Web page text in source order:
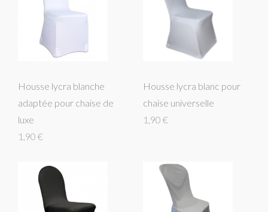
Housse lycra blanche
adaptée pour chaise de
luxe
1,90 €
Housse lycra blanc pour
chaise universelle
1,90 €